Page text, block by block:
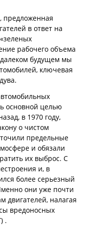
предложенная
в ответ на
рабочего объема
будущем мы
ключевая
основной целью
в 1970 году,
о чистом
предельные
и обязали
их выброс. С
и, в
более серьезный
они уже почти
двигателей, налагая
вредоносных
.